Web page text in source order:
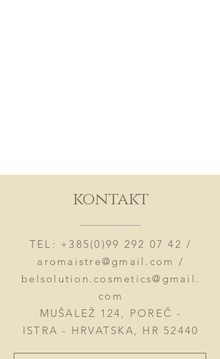
kontakt
TEL: +385(0)99 292 07 42 /
aromaistre@gmail.com /
belsolution.cosmetics@gmail.
com
MUŠALEŽ 124, POREČ -
ISTRA - HRVATSKA, HR 52440